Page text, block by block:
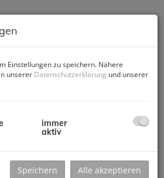
einer Nutzfläche von 441 m² bietet
viel Raum zum Leben, Wohlfühlen
Zustand und überzeugt durch
Einstellungen zu speichern. Nähere
unserer Datenschutzerklärung und unserer
immer
aktiv
Speichern Alle akzeptieren